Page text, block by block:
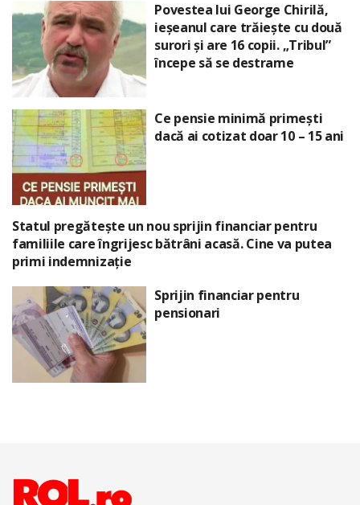
Povestea lui George Chirilă,
ieșeanul care trăiește cu două
surori și are 16 copii. „Tribul”
începe să se destrame
Ce pensie minimă primești
dacă ai cotizat doar 10 – 15 ani
Statul pregătește un nou sprijin financiar pentru
familiile care îngrijesc bătrâni acasă. Cine va putea
primi indemnizație
Sprijin financiar pentru
pensionari